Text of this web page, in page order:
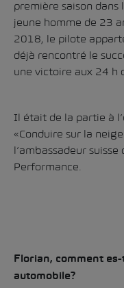
première saison dans
jeune homme de 23
2018, le pilote
déjà rencontré le
une victoire aux 24 h
Il était de la partie à
«Conduire sur la
l’ambassadeur suisse
Performance.
Florian, comment
automobile?